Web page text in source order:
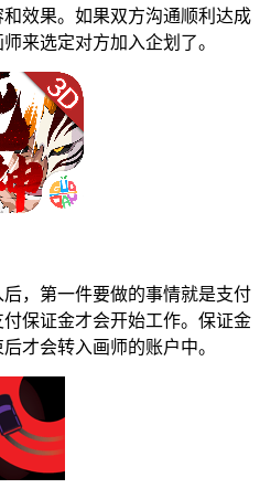
效果。如果双方沟通顺利达成
来选定对方加入企划了。
，第一件要做的事情就是支付
保证金才会开始工作。保证金
才会转入画师的账户中。